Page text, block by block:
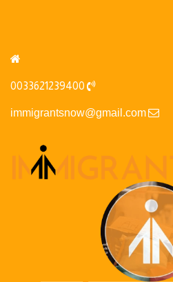
immigrantsnow@gmail.com